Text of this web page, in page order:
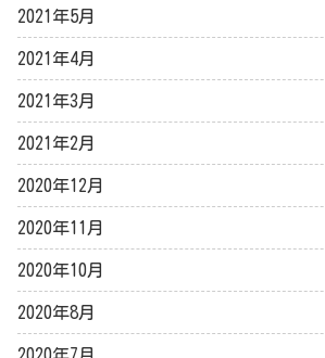
2021年5月
2021年4月
2021年3月
2021年2月
2020年12月
2020年11月
2020年10月
2020年8月